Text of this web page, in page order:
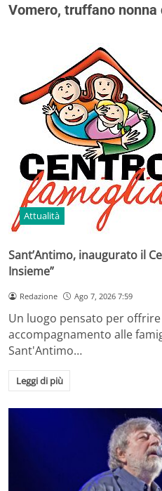
Vomero, truffano
Attualità
Sant’Antimo, inaugurato il
Insieme”
Redazione Ago 7, 2026 7:59
Un luogo pensato per
accompagnamento alle
Sant'Antimo…
Leggi di più